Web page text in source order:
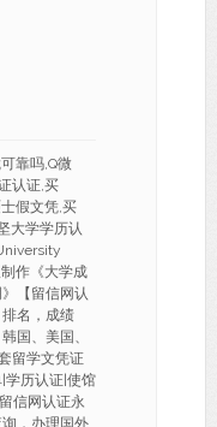
靠吗,Q微
认证,买
假文凭,买
大学学历认
作《大学成
【留信网认
名，成绩
国、美国、
留学文凭证
历认证|使馆
信网认证永
，办理国外